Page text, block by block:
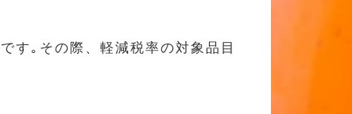
す｡その際、軽減税率の対象品目